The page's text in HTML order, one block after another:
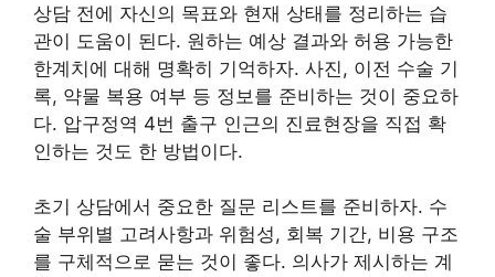
상담 전에 자신의 목표와 현재 상태를 정리하는 습
관이 도움이 된다. 원하는 예상 결과와 허용 가능한
한계치에 대해 명확히 기억하자. 사진, 이전 수술 기
록, 약물 복용 여부 등 정보를 준비하는 것이 중요하
다. 압구정역 4번 출구 인근의 진료현장을 직접 확
인하는 것도 한 방법이다.
초기 상담에서 중요한 질문 리스트를 준비하자. 수
술 부위별 고려사항과 위험성, 회복 기간, 비용 구조
를 구체적으로 묻는 것이 좋다. 의사가 제시하는 계